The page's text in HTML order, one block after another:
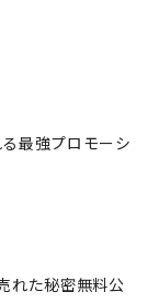
最強プロモーシ
れた秘密無料公